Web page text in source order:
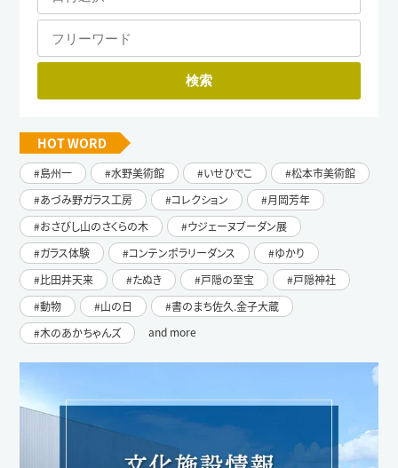
HOT WORD
島州一 水野美術館 いせひでこ
松本市美術館
あづみ野ガラス工房
コレクション
月岡芳年
おさびし山のさくらの木
ウジェーヌブーダン展
ガラス体験
コンテンポラリーダンス
ゆかり
比田井天来
たぬき 戸隠の至宝
戸隠神社
動物
山の日
書のまち佐久.金子大蔵
木のあかちゃんズ
and more